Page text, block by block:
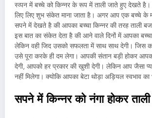
स्व्पन में बच्चे को किन्नर के रूप में ताली जाते हुए देखते
लिए लिए शुभ संकेत माना जाता है। अगर आप एक बच्चे के
सपने में देखते है की आपका बच्चा किन्नर की तरह ताली
इस बात का संकेत देता है की आने वाले दिनों में आपका बच्चा
लेकिन वही जिद उसको सफलता में साथ साथ देगी। जिस
उसे पूरा करके ही दम लेगा। आपकी संतान बड़ी होकर
देगी, आपको हर प्रकार की खुशी देगी। लेकिन आप जैसा
नहीं मिलेगा। क्योकि आपका बेटा थोड़ा अड़ियल स्वभाव का
सपने में किन्नर को नंगा होकर ताली